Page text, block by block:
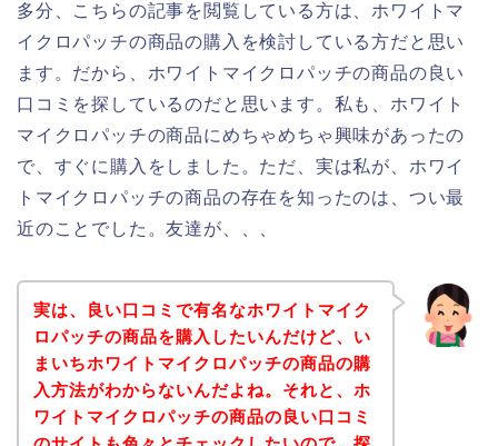
多分、こちらの記事を閲覧している方は、ホワイトマ
イクロパッチの商品の購入を検討している方だと思い
ます。だから、ホワイトマイクロパッチの商品の良い
口コミを探しているのだと思います。私も、ホワイト
マイクロパッチの商品にめちゃめちゃ興味があったの
で、すぐに購入をしました。ただ、実は私が、ホワイ
トマイクロパッチの商品の存在を知ったのは、つい最
近のことでした。友達が、、、
実は、良い口コミで有名なホワイトマイク
ロパッチの商品を購入したいんだけど、い
まいちホワイトマイクロパッチの商品の購
入方法がわからないんだよね。それと、ホ
ワイトマイクロパッチの商品の良い口コミ